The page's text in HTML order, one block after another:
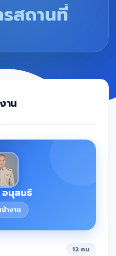
สถานที่
าน
นุสนธิ
างาน
12 คน